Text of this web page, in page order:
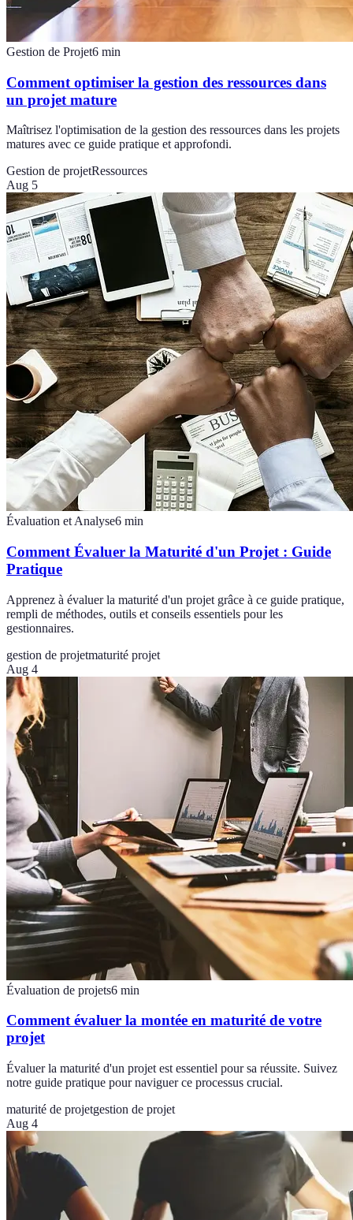
Gestion de Projet6 min
Comment optimiser la gestion des ressources dans
un projet mature
Maîtrisez l'optimisation de la gestion des ressources dans les projets
matures avec ce guide pratique et approfondi.
Gestion de projetRessources
Aug 5
Évaluation et Analyse6 min
Comment Évaluer la Maturité d'un Projet : Guide
Pratique
Apprenez à évaluer la maturité d'un projet grâce à ce guide pratique,
rempli de méthodes, outils et conseils essentiels pour les
gestionnaires.
gestion de projetmaturité projet
Aug 4
Évaluation de projets6 min
Comment évaluer la montée en maturité de votre
projet
Évaluer la maturité d'un projet est essentiel pour sa réussite. Suivez
notre guide pratique pour naviguer ce processus crucial.
maturité de projetgestion de projet
Aug 4